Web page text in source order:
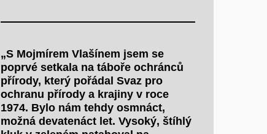
„S Mojmírem Vlašínem jsem se
poprvé setkala na táboře ochránců
přírody, který pořádal Svaz pro
ochranu přírody a krajiny v roce
1974. Bylo nám tehdy osmnáct,
možná devatenáct let. Vysoký, štíhlý